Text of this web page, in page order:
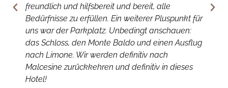
freundlich und hilfsbereit und bereit, alle
Bedürfnisse zu erfüllen. Ein weiterer Pluspunkt für
uns war der Parkplatz. Unbedingt anschauen:
das Schloss, den Monte Baldo und einen Ausflug
nach Limone. Wir werden definitiv nach
Malcesine zurückkehren und definitiv in dieses
Hotel!